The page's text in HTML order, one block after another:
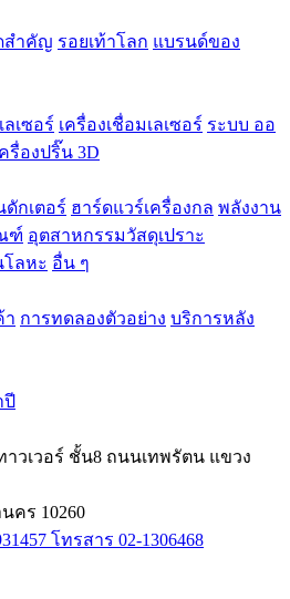
สำคัญ รอยเท้าโลก แบรนด์ของ
ลเซอร์ เครื่องเชื่อมเลเซอร์ ระบบ ออ
ครื่องปริ๊น 3D
กเตอร์ ฮาร์ดแวร์เครื่องกล พลังงาน
ฑ์ อุตสาหกรรมวัสดุเปราะ
โลหะ อื่น ๆ
า การทดลองตัวอย่าง บริการหลัง
ปี
าวเวอร์ ชั้น8 ถนนเทพรัตน แขวง
คร 10260
โทรสาร 02-1306468